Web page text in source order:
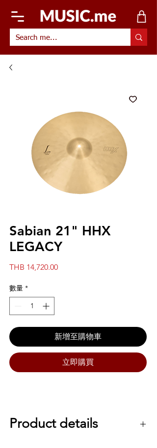
Sabian 21" HHX
LEGACY
THB 14,720.00價
數量 *
新增至購物車
立即購買
Product details